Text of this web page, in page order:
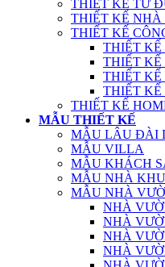
THIẾT KẾ TỪ
THIẾT KẾ NHÀ
THIẾT KẾ
THIẾT KẾ
THIẾT KẾ
THIẾT KẾ
THIẾT
THIẾT KẾ
MẪU THIẾT KẾ
MẪU LÂU ĐÀI
MẪU VILLA
MẪU KHÁCH
MẪU NHÀ
MẪU NHÀ
NHÀ
NHÀ
NHÀ
NHÀ